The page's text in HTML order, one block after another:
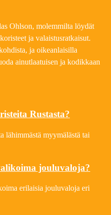
Ohlson, molemmilta löydät
ja valaistusratkaisut.
ja oikeanlaisilla
ainutlaatuisen ja kodikkaan
Rustasta?
lähimmästä myymälästä tai
jouluvaloja?
erilaisia jouluvaloja eri